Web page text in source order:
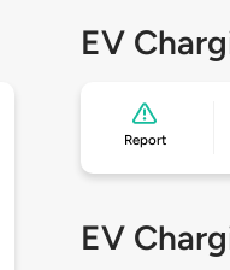
EV
Report
EV